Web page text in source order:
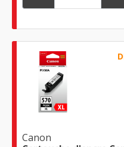
Canon